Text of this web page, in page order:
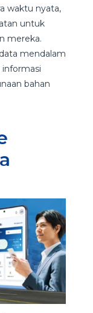
waktu nyata,
untuk
mereka.
mendalam
bahan